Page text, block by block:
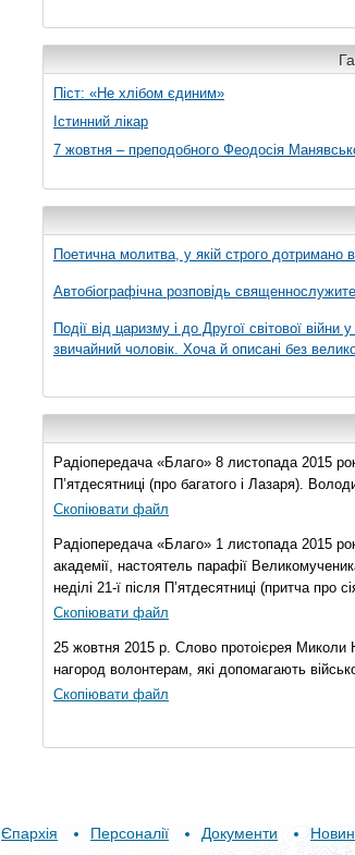
Піст: «Не хлібом єдиним»
Істинний лікар
7 жовтня – преподобного Феодосія
Поетична молитва, у якій строго дотримано
Автобіографічна розповідь
Події від царизму і до Другої світової
звичайний чоловік. Хоча й описані без
Радіопередача «Благо» 8 листопада 2015
П’ятдесятниці (про багатого і Лазаря).
Скопіювати файл
Радіопередача «Благо» 1 листопада 2015
академії, настоятель парафії
неділі 21-ї після П’ятдесятниці (притча про
Скопіювати файл
25 жовтня 2015 р. Слово протоієрея Миколи
нагород волонтерам, які допомагають
Скопіювати файл
Єпархія Персоналії Документи